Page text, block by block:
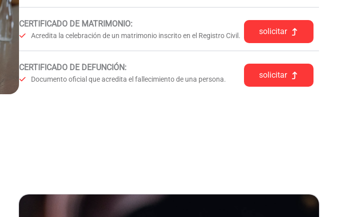
CERTIFICADO DE MATRIMONIO:
Acredita la celebración de un matrimonio inscrito en el Registro Civil. solicitar
CERTIFICADO DE DEFUNCIÓN:
Documento oficial que acredita el fallecimiento de una persona. solicitar